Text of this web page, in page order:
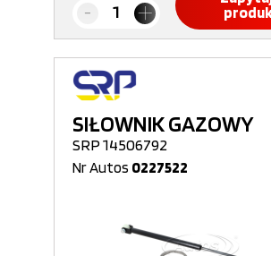
SIŁOWNIK GAZOWY
SRP 14506792
Nr Autos 0227522